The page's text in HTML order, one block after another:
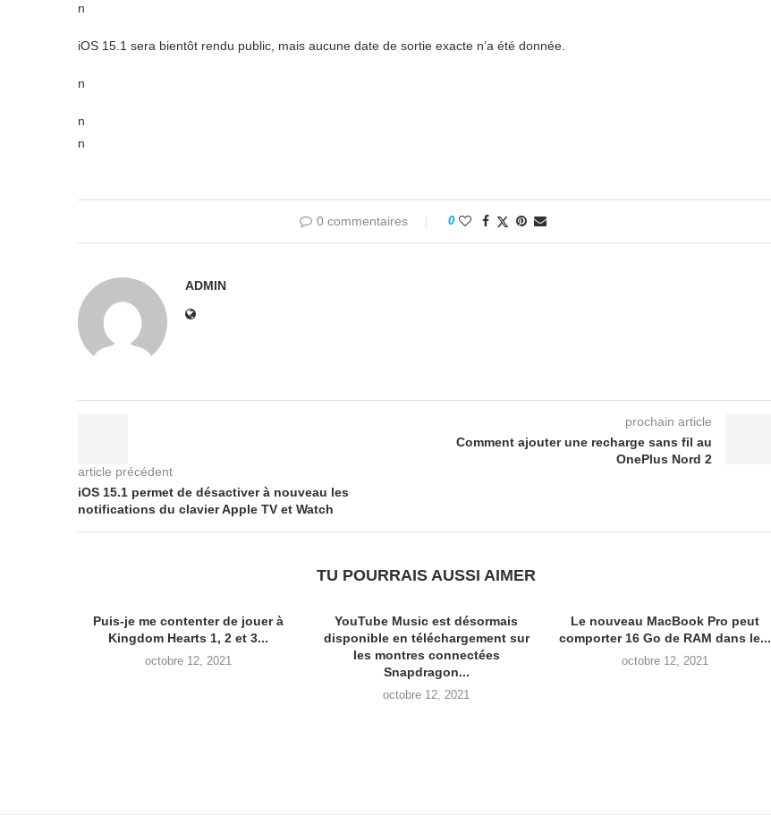
n
iOS 15.1 sera bientôt rendu public, mais aucune date de sortie exacte n’a été donnée.
n
n
n
0 commentaires 0
ADMIN
article précédent
iOS 15.1 permet de désactiver à nouveau les
notifications du clavier Apple TV et Watch
prochain article
Comment ajouter une recharge sans fil au
OnePlus Nord 2
TU POURRAIS AUSSI AIMER
Puis-je me contenter de jouer à
Kingdom Hearts 1, 2 et 3...
octobre 12, 2021
YouTube Music est désormais
disponible en téléchargement sur
les montres connectées
Snapdragon...
octobre 12, 2021
Le nouveau MacBook Pro peut
comporter 16 Go de RAM dans le...
octobre 12, 2021